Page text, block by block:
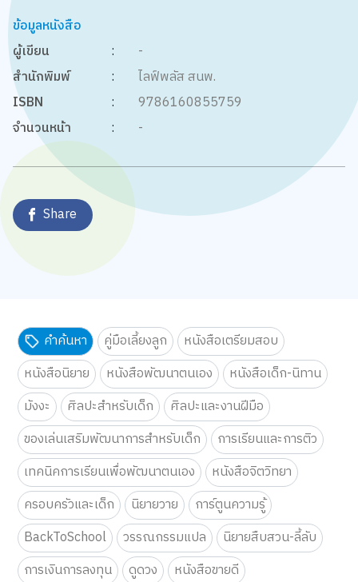
ข้อมูลหนังสือ
ผู้เขียน
:
-
สำนักพิมพ์
:
ไลฟ์พลัส สนพ.
ISBN
:
9786160855759
จำนวนหน้า
: -
Share
คำค้นหา คู่มือเลี้ยงลูก
หนังสือเตรียมสอบ
หนังสือนิยาย
หนังสือพัฒนาตนเอง
หนังสือเด็ก-นิทาน
มังงะ
ศิลปะสำหรับเด็ก
ศิลปะและงานฝีมือ
ของเล่นเสริมพัฒนาการสำหรับเด็ก
การเรียนและการติว
เทคนิคการเรียนเพื่อพัฒนาตนเอง
หนังสือจิตวิทยา
ครอบครัวและเด็ก
นิยายวาย
การ์ตูนความรู้
BackToSchool
วรรณกรรมแปล
นิยายสืบสวน-ลี้ลับ
การเงินการลงทุน
ดูดวง
หนังสือขายดี